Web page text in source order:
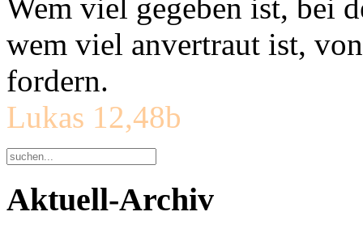
Wem viel gegeben ist, bei
wem viel anvertraut ist,
fordern.
Lukas 12,48b
Aktuell-Archiv